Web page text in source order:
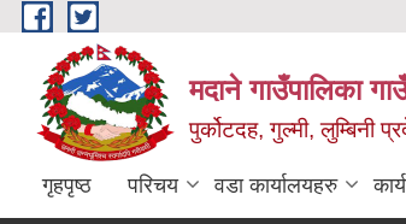
Skip to main content
मदाने गाउँपालिका
पुर्कोटदह, गुल्मी, लुम्बिनी
गृहपृष्ठ परिचय वडा कार्यालयहरु